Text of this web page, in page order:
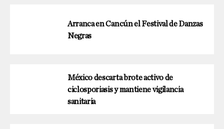
Arranca en Cancún el Festival de Danzas
Negras
México descarta brote activo de
ciclosporiasis y mantiene vigilancia
sanitaria